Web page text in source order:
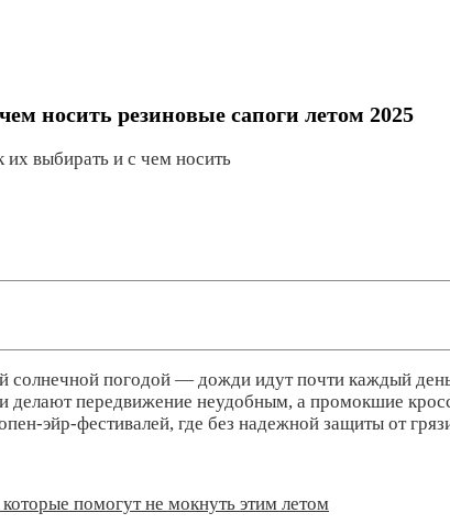
носить резиновые сапоги летом 2025
их выбирать и с чем носить
солнечной погодой — дожди идут почти каждый
передвижение неудобным, а промокшие
эйр-фестивалей, где без надежной защиты от
помогут не мокнуть этим летом